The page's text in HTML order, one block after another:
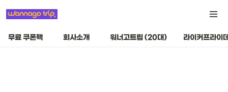
무료 쿠폰팩 회사소개 워너고트립 (20대) 라이커프라이